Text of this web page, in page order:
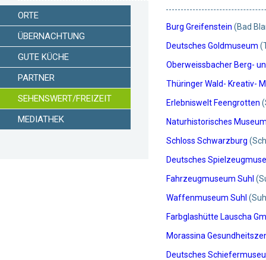
Burg Greifenstein (Bad
Deutsches Goldmuseum
Oberweissbacher Berg-
Thüringer Wald- Kreativ-
Erlebniswelt Feengrotten
Naturhistorisches
Schloss Schwarzburg
Deutsches
Fahrzeugmuseum Suhl
Waffenmuseum Suhl
Farbglashütte Lauscha
Morassina
Deutsches
ORTE
ÜBERNACHTUNG
GUTE KÜCHE
PARTNER
SEHENSWERT/FREIZEIT
MEDIATHEK